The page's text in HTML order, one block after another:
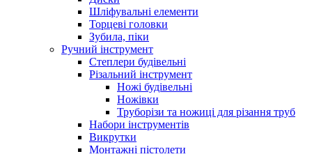
Шліфувальні елементи
Торцеві головки
Зубила, піки
Ручний інструмент
Степлери будівельні
Різальний інструмент
Ножі будівельні
Ножівки
Труборізи та ножиці для різання труб
Набори інструментів
Викрутки
Монтажні пістолети